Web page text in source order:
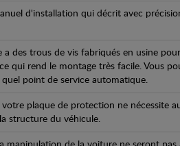
d'installation qui décrit avec
a des trous de vis fabriqués en usine
qui rend le montage très facile. Vous
point de service automatique.
votre plaque de protection ne nécessite
structure du véhicule.